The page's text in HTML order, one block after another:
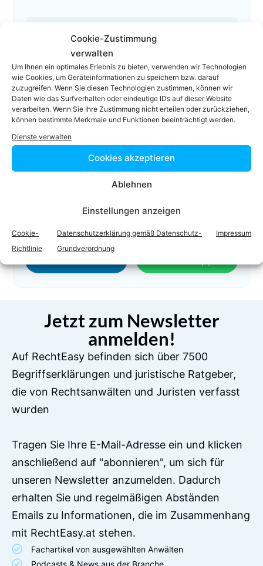
Cookie-Zustimmung
verwalten
Um Ihnen ein optimales Erlebnis zu bieten, verwenden wir Technologien
wie Cookies, um Geräteinformationen zu speichern bzw. darauf
zuzugreifen. Wenn Sie diesen Technologien zustimmen, können wir
Daten wie das Surfverhalten oder eindeutige IDs auf dieser Website
verarbeiten. Wenn Sie Ihre Zustimmung nicht erteilen oder zurückziehen,
können bestimmte Merkmale und Funktionen beeinträchtigt werden.
Dienste verwalten
Cookies akzeptieren
Ablehnen
Einstellungen anzeigen
Cookie-
Richtlinie
Datenschutzerklärung gemäß Datenschutz-
Grundverordnung
Impressum
01 515 50 332
01 515 50 50
tertschnig@baierpartners.com
Homepage
Facebook Twitter
Jetzt zum Newsletter
anmelden!
Auf RechtEasy befinden sich über 7500
Begriffserklärungen und juristische Ratgeber,
die von Rechtsanwälten und Juristen verfasst
wurden
Tragen Sie Ihre E-Mail-Adresse ein und klicken
anschließend auf "abonnieren", um sich für
unseren Newsletter anzumelden. Dadurch
erhalten Sie und regelmäßigen Abständen
Emails zu Informationen, die im Zusammenhang
mit RechtEasy.at stehen.
Fachartikel von ausgewählten Anwälten
Podcasts & News aus der Branche